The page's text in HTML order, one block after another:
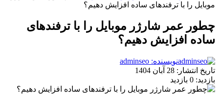
موبایل را با ترفندهای ساده افزایش دهیم؟
چطور عمر شارژر موبایل را با ترفندهای
ساده افزایش دهیم؟
نویسنده: adminseo
تاریخ انتشار: 28 آبان 1404
بازدید: 0 بازدید